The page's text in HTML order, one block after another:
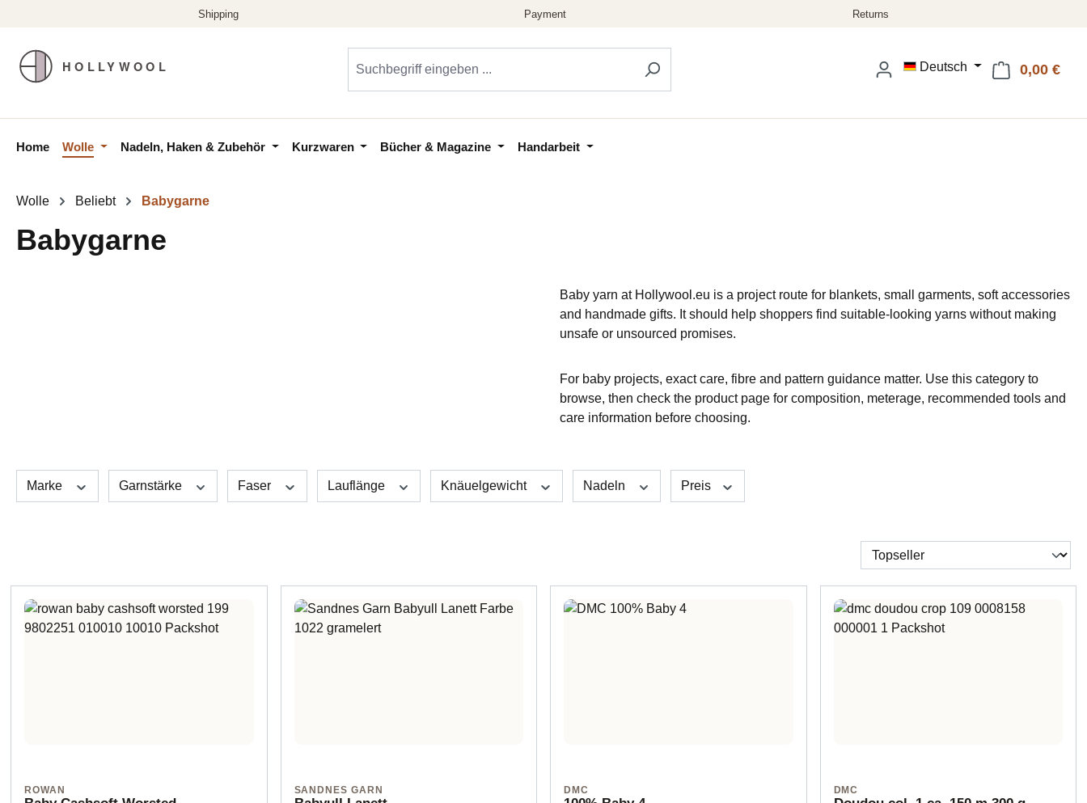
Zur Hauptnavigation springen
Deutsch 0,00 €
Home Wolle Nadeln, Haken & Zubehör Kurzwaren Bücher & Magazine Handarbeit
Wolle Beliebt Babygarne
Babygarne
Baby yarn at Hollywool.eu is a project route for blankets, small garments, soft accessories
and handmade gifts. It should help shoppers find suitable-looking yarns without making
unsafe or unsourced promises.
For baby projects, exact care, fibre and pattern guidance matter. Use this category to
browse, then check the product page for composition, meterage, recommended tools and
care information before choosing.
Marke Garnstärke Faser Lauflänge Knäuelgewicht Nadeln Preis
ROWAN SANDNES GARN DMC DMC